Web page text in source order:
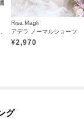
Risa Magli
アデラ ノーマルショーツ
¥2,970
グ